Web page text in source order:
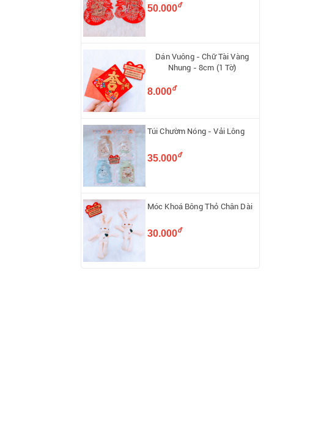
50.000đ
Dán Vuông - Chữ Tài Vàng
Nhung - 8cm (1 Tờ)
8.000đ
Túi Chườm Nóng - Vải Lông
35.000đ
Móc Khoá Bông Thỏ Chân Dài
30.000đ